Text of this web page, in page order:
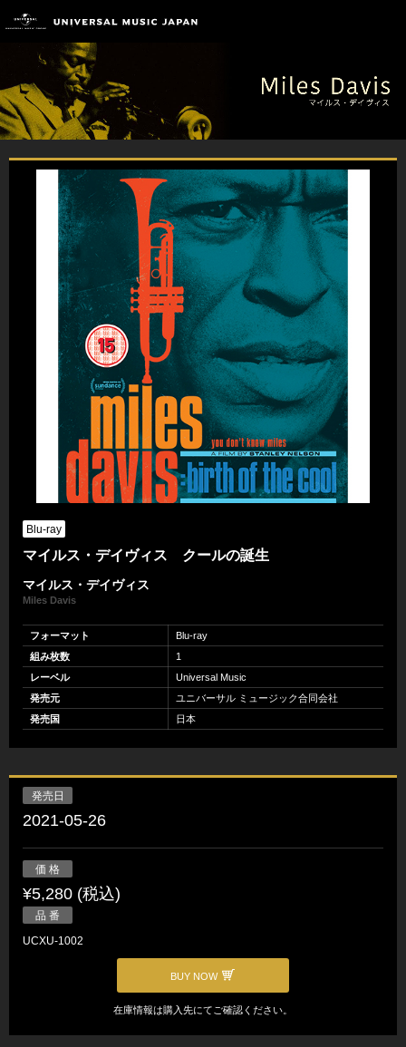
Blu-ray
マイルス・デイヴィス クールの誕生
マイルス・デイヴィス
Miles Davis
フォーマット
Blu-ray
組み枚数
1
レーベル
Universal Music
発売元
ユニバーサル ミュージック合同会社
発売国
日本
発売日
2021-05-26
価 格
¥5,280 (税込)
品 番
UCXU-1002
BUY NOW
在庫情報は購入先にてご確認ください。